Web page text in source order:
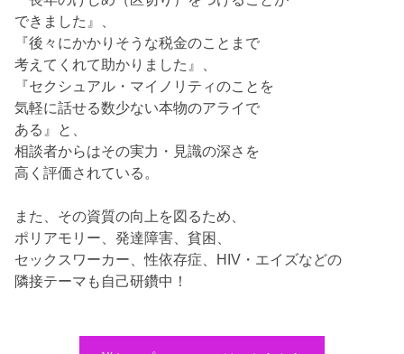
できました』、
『後々にかかりそうな税金のことまで
考えてくれて助かりました』、
『セクシュアル・マイノリティのことを
気軽に話せる数少ない本物のアライで
ある』と、
相談者からはその実力・見識の深さを
高く評価されている。
また、その資質の向上を図るため、
ポリアモリー、発達障害、貧困、
セックスワーカー、性依存症、HIV・エイズなどの
隣接テーマも自己研鑽中！